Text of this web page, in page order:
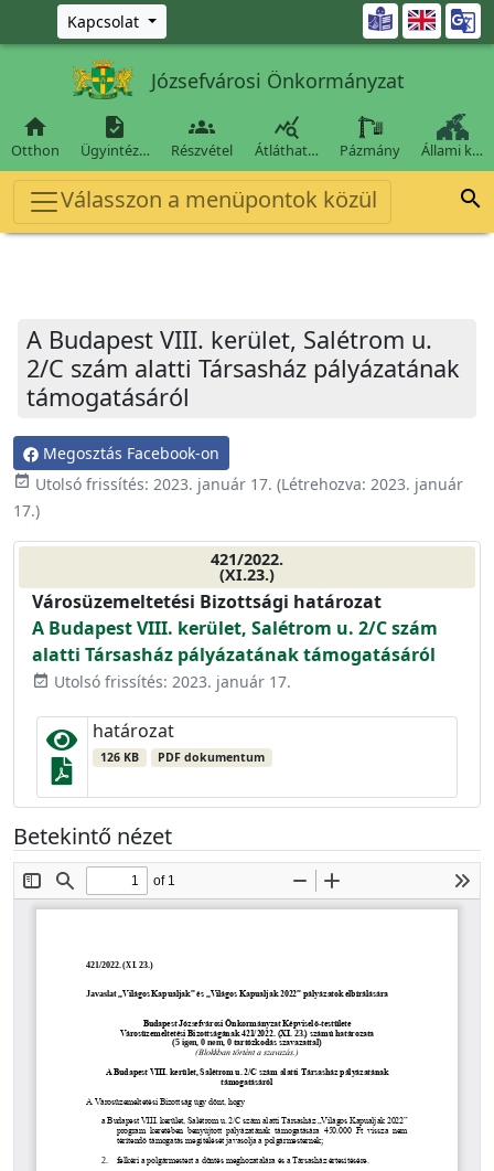
Ugrás a fő tartalomra
Kapcsolat 
Józsefvárosi Önkormányzat

Otthon

Ügyintéz…

Részvétel

Átláthat… Pázmány Állami k…
Válasszon a menüpontok közül 
A Budapest VIII. kerület, Salétrom u.
2/C szám alatti Társasház pályázatának
támogatásáról
Megosztás Facebook-on
event_available Utolsó frissítés: 2023. január 17. (Létrehozva: 2023. január
17.)
421/2022.
(XI.23.)
Városüzemeltetési Bizottsági határozat
A Budapest VIII. kerület, Salétrom u. 2/C szám
alatti Társasház pályázatának támogatásáról
event_available Utolsó frissítés: 2023. január 17.
határozat
126 KB PDF dokumentum
Betekintő nézet